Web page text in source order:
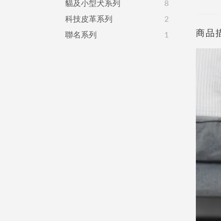
貓及小型犬系列
8
科技皮革系列
2
聯名系列
1 商品